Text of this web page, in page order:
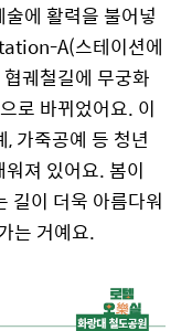
에 활력을 불어넣
A(스테이션에
궤철길에 무궁화
로 바뀌었어요. 이
가죽공예 등 청년
져 있어요. 봄이
길이 더욱 아름다워
는 거예요.